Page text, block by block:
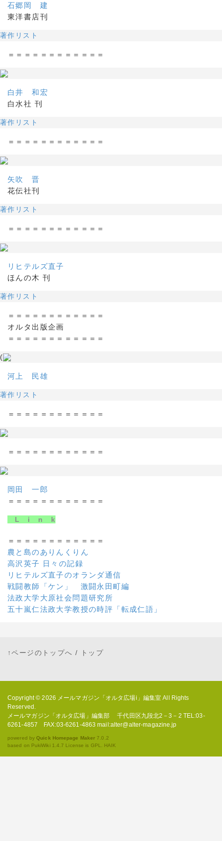
石郷岡 建
東洋書店刊
著作リスト
＝＝＝＝＝＝＝＝＝＝＝＝
白井 和宏
白水社 刊
著作リスト
＝＝＝＝＝＝＝＝＝＝＝＝
矢吹 晋
花伝社刊
著作リスト
＝＝＝＝＝＝＝＝＝＝＝＝
リヒテルズ直子
ほんの木 刊
著作リスト
＝＝＝＝＝＝＝＝＝＝＝＝
オルタ出版企画
＝＝＝＝＝＝＝＝＝＝＝＝
(
河上 民雄
著作リスト
＝＝＝＝＝＝＝＝＝＝＝＝
＝＝＝＝＝＝＝＝＝＝＝＝
岡田 一郎
＝＝＝＝＝＝＝＝＝＝＝＝
L i n k
＝＝＝＝＝＝＝＝＝＝＝＝
農と島のありんくりん
高沢英子 日々の記録
リヒテルズ直子のオランダ通信
戦闘教師「ケン」 激闘永田町編
法政大学大原社会問題研究所
五十嵐仁法政大学教授の時評「転成仁語」
↑ページのトップへ / トップ
Copyright © 2026 メールマガジン「オルタ広場i」編集室 All Rights
Reserved.
メールマガジン「オルタ広場」編集部 千代田区九段北2－3－2 TEL:03-
6261-4857 FAX:03-6261-4863 mail:alter@alter-magazine.jp
powered byQuick Homepage Maker 7.0.2
based on PukiWiki 1.4.7 License is GPL. HAIK